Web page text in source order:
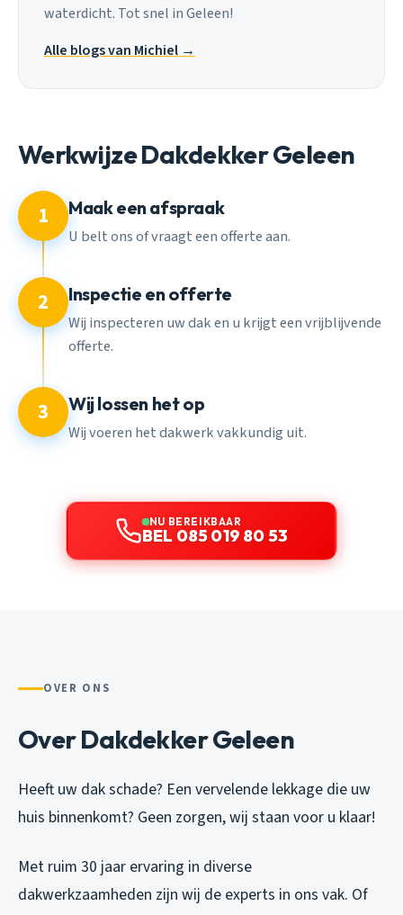
waterdicht. Tot snel in Geleen!
Alle blogs van Michiel →
Werkwijze Dakdekker Geleen
1 Maak een afspraak
U belt ons of vraagt een offerte aan.
2 Inspectie en offerte
Wij inspecteren uw dak en u krijgt een vrijblijvende
offerte.
3 Wij lossen het op
Wij voeren het dakwerk vakkundig uit.
NU BEREIKBAAR
BEL 085 019 80 53
OVER ONS
Over Dakdekker Geleen
Heeft uw dak schade? Een vervelende lekkage die uw
huis binnenkomt? Geen zorgen, wij staan voor u klaar!
Met ruim 30 jaar ervaring in diverse
dakwerkzaamheden zijn wij de experts in ons vak. Of